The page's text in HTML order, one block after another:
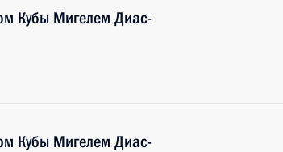
Кубы Мигелем Диас-
Кубы Мигелем Диас-